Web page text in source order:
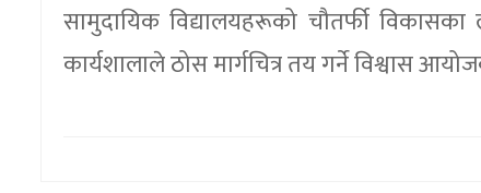
सामुदायिक विद्यालयहरूको चौतर्फी
कार्यशालाले ठोस मार्गचित्र तय गर्ने विश्वास